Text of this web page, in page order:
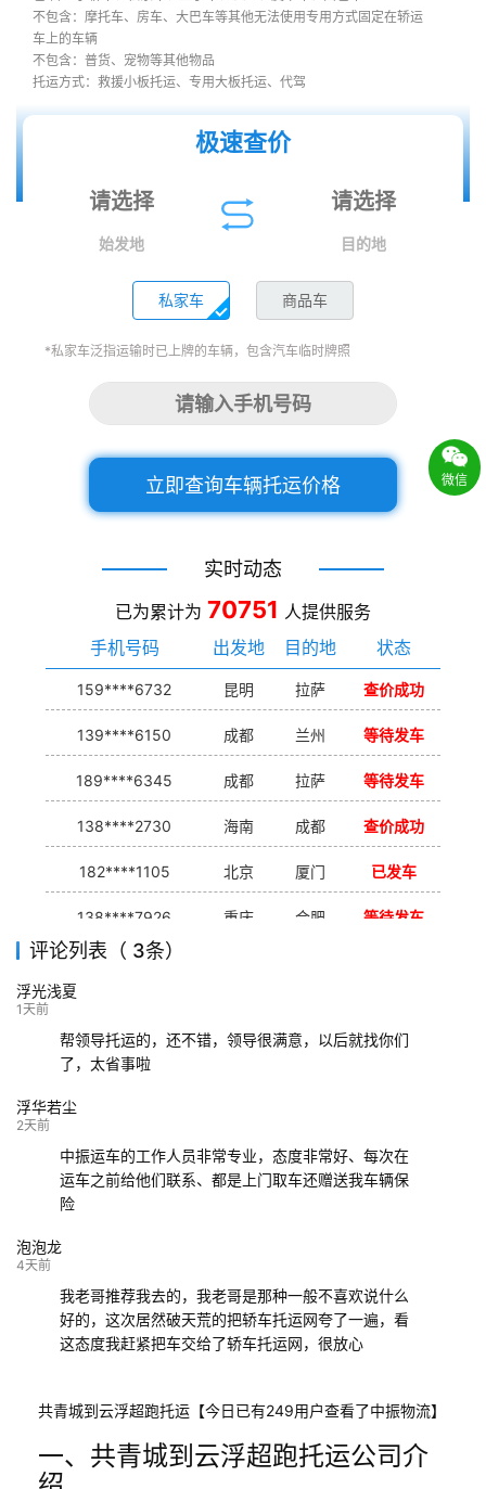
不包含：摩托车、房车、大巴车等其他无法使用专用方式固定在轿运
车上的车辆
不包含：普货、宠物等其他物品
托运方式：救援小板托运、专用大板托运、代驾
极速查价
始发地 目的地
私家车 商品车
*私家车泛指运输时已上牌的车辆，包含汽车临时牌照
立即查询车辆托运价格
实时动态
已为累计为 70751 人提供服务
手机号码
出发地 目的地 状态
159****6732 昆明 拉萨 查价成功
139****6150 成都 兰州 等待发车
189****6345 成都 拉萨 等待发车
138****2730 海南 成都 查价成功
182****1105 北京 厦门 已发车
138****7926 重庆 合肥 等待发车
139****9233
评论列表（ 3条）
浮光浅夏
1天前
帮领导托运的，还不错，领导很满意，以后就找你们
了，太省事啦
浮华若尘
2天前
中振运车的工作人员非常专业，态度非常好、每次在
运车之前给他们联系、都是上门取车还赠送我车辆保
险
泡泡龙
4天前
我老哥推荐我去的，我老哥是那种一般不喜欢说什么
好的，这次居然破天荒的把轿车托运网夸了一遍，看
这态度我赶紧把车交给了轿车托运网，很放心
共青城到云浮超跑托运【今日已有249用户查看了中振物流】
一、共青城到云浮超跑托运公司介
微信